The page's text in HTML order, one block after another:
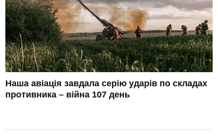
Наша авіація завдала серію ударів по складах
противника – війна 107 день